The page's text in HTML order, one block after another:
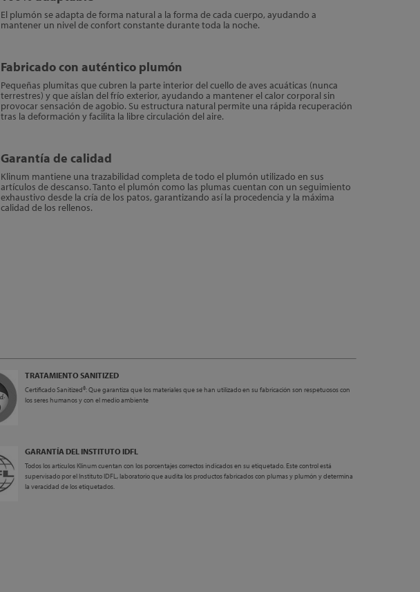
El plumón se adapta de forma natural a la forma de cada cuerpo, ayudando a
mantener un nivel de confort constante durante toda la noche.
Fabricado con auténtico plumón
Pequeñas plumitas que cubren la parte interior del cuello de aves acuáticas (nunca
terrestres) y que aíslan del frío exterior, ayudando a mantener el calor corporal sin
provocar sensación de agobio. Su estructura natural permite una rápida recuperación
tras la deformación y facilita la libre circulación del aire.
Garantía de calidad
Klinum mantiene una trazabilidad completa de todo el plumón utilizado en sus
artículos de descanso. Tanto el plumón como las plumas cuentan con un seguimiento
exhaustivo desde la cría de los patos, garantizando así la procedencia y la máxima
calidad de los rellenos.
TRATAMIENTO SANITIZED
Certificado Sanitized®: Que garantiza que los materiales que se han utilizado en su fabricación son respetuosos con
los seres humanos y con el medio ambiente
GARANTÍA DEL INSTITUTO IDFL
Todos los artículos Klinum cuentan con los porcentajes correctos indicados en su etiquetado. Este control está
supervisado por el Instituto IDFL, laboratorio que audita los productos fabricados con plumas y plumón y determina
la veracidad de los etiquetados.